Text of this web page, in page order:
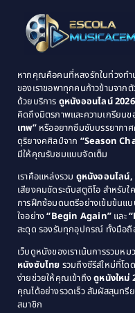
Classic
Coming
Crime
1995
1993
1989
1987
1985
1983
1979
1976
1974
1971
1969
1964
หากคุณคือคนที่หลงรักในท่วงทำ
ของเราขอพาทุกคนก้าวข้ามจาก
ด้วยบริการ ดูหนังออนไลน์ 2026
คิดถึงมิตรภาพและความเกรียนข
เทพ”หรืออยากซึมซับบรรยากา
ดุริยางคศิลป์จาก “Season
มีให้คุณรับชมแบบจัดเต็ม
เราคือแหล่งรวม ดูหนังออนไลน์,
เสียงคมชัดระดับสตูดิโอ สำหรับ
การฝึกซ้อมดนตรีอย่างเข้มข้นแ
ใจอย่าง“Begin Again” และ
สะดุด รองรับทุกอุปกรณ์ ทั้งมือถื
เว็บดูหนังของเราเน้นการรวมห
หนังซับไทย รวมถึงซีรีส์ใหม่ที่โด
ง่ายช่วยให้คุณเข้าถึงดูหนังใหม่
คุณได้อย่างรวดเร็ว สัมผัสสุนทรี
สมาชิก